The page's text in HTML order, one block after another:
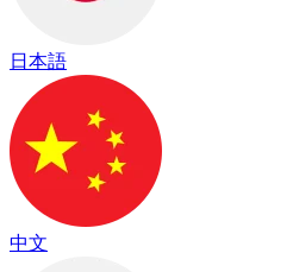
日本語
中文